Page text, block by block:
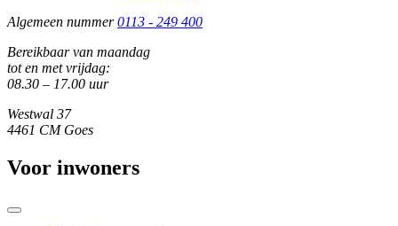
Algemeen nummer 0113 - 249 400
Bereikbaar van maandag
tot en met vrijdag:
08.30 – 17.00 uur
Westwal 37
4461 CM Goes
Voor inwoners